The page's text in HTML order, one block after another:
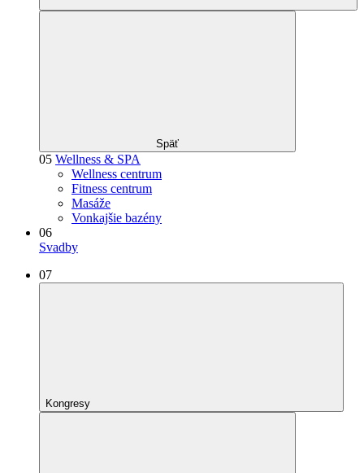
Späť
05 Wellness & SPA
Wellness centrum
Fitness centrum
Masáže
Vonkajšie bazény
06
Svadby
07
Kongresy